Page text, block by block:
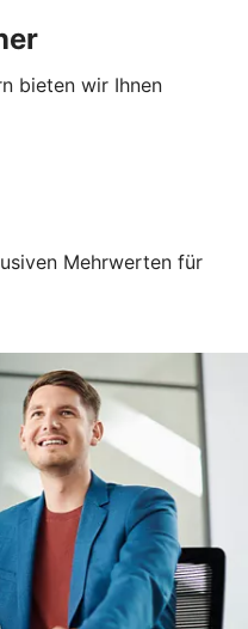
bieten wir Ihnen
Mehrwerten für